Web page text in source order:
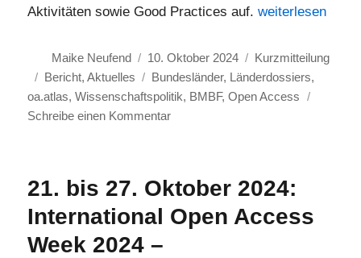
Aktivitäten sowie Good Practices auf.„Open Access
weiterlesen
Autor
Maike Neufend
Veröffentlicht
am
10. Oktober 2024 Format
Kurzmitteilung
Kategorien
Bericht, Aktuelles Schlagwörter
Bundesländer, Länderdossiers,
oa.atlas,Wissenschaftspolitik, BMBF,Open Access
Schreibe einen Kommentarzu
Bund
und
Ländern:
21. bis 27. Oktober 2024:
International Open Access
Week 2024 –